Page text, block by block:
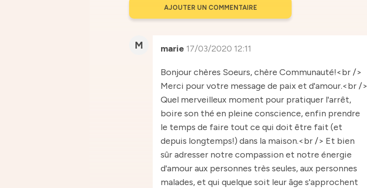
AJOUTER UN COMMENTAIRE
M marie 17/03/2020 12:11
Bonjour chères Soeurs, chère Communauté!<br />
Merci pour votre message de paix et d'amour.<br />
Quel merveilleux moment pour pratiquer l'arrêt,
boire son thé en pleine conscience, enfin prendre
le temps de faire tout ce qui doit être fait (et
depuis longtemps!) dans la maison.<br /> Et bien
sûr adresser notre compassion et notre énergie
d'amour aux personnes très seules, aux personnes
malades, et qui quelque soit leur âge s'approchent